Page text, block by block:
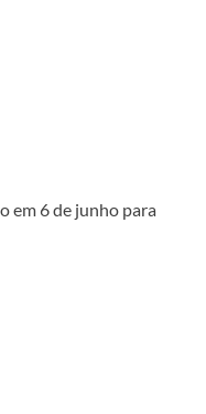
em 6 de junho para